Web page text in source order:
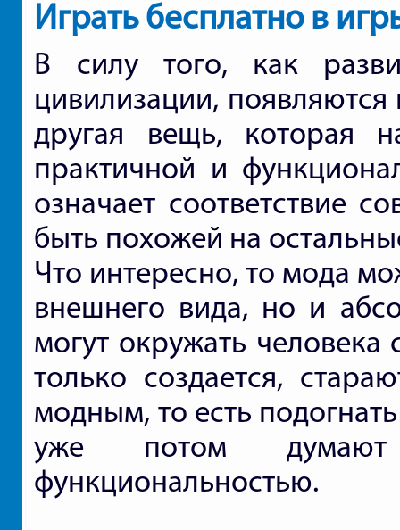
Играть бесплатно в
В силу того, как
цивилизации,
другая вещь, которая
практичной и
означает соответствие
быть похожей на
Что интересно, то мода
внешнего вида, но и
могут окружать человека
только создается,
модным, то есть
уже потом
функциональностью.